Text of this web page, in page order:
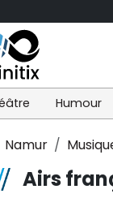
Humour
Namur
Airs